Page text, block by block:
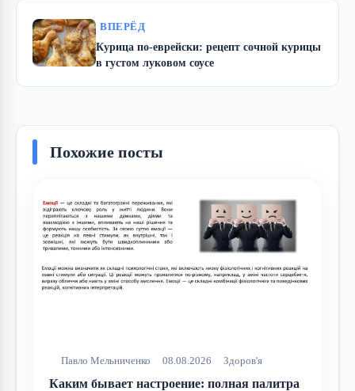
ВПЕРЁД
Курица по-еврейски: рецепт сочной курицы
в густом луковом соусе
Похожие посты
Павло Мельниченко 08.08.2026 Здоров'я
Каким бывает настроение: полная палитра